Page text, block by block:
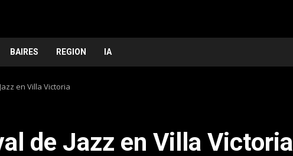
BAIRES REGION IA
en Villa Victoria
de Jazz en Villa Victoria